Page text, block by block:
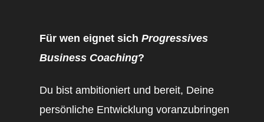
Für wen eignet sich Progressives
Business Coaching?
Du bist ambitioniert und bereit, Deine
persönliche Entwicklung voranzubringen